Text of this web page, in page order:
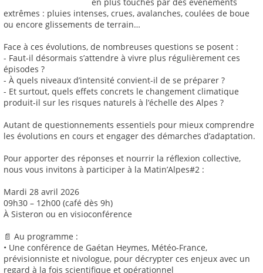
en plus touchés par des événements
extrêmes : pluies intenses, crues, avalanches, coulées de boue
ou encore glissements de terrain…
Face à ces évolutions, de nombreuses questions se posent :
- Faut-il désormais s’attendre à vivre plus régulièrement ces
épisodes ?
- À quels niveaux d’intensité convient-il de se préparer ?
- Et surtout, quels effets concrets le changement climatique
produit-il sur les risques naturels à l’échelle des Alpes ?
Autant de questionnements essentiels pour mieux comprendre
les évolutions en cours et engager des démarches d’adaptation.
Pour apporter des réponses et nourrir la réflexion collective,
nous vous invitons à participer à la Matin’Alpes#2 :
Mardi 28 avril 2026
09h30 – 12h00 (café dès 9h)
À Sisteron ou en visioconférence
📄 Au programme :
• Une conférence de Gaétan Heymes, Météo-France,
prévisionniste et nivologue, pour décrypter ces enjeux avec un
regard à la fois scientifique et opérationnel